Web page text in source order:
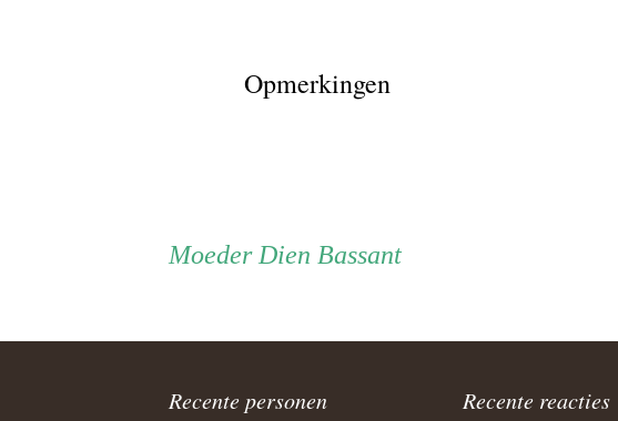
Opmerkingen
Persoon
ouder
navigatie
Moeder Moeder
Dien Bassant
Recente personen Recente reacties